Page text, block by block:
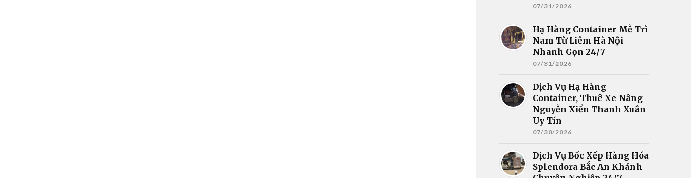
07/31/2026
Hạ Hàng Container Mễ Trì
Nam Từ Liêm Hà Nội
Nhanh Gọn 24/7
07/31/2026
Dịch Vụ Hạ Hàng
Container, Thuê Xe Nâng
Nguyễn Xiển Thanh Xuân
Uy Tín
07/30/2026
Dịch Vụ Bốc Xếp Hàng Hóa
Splendora Bắc An Khánh